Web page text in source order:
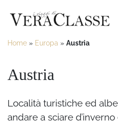
Home » Europa » Austria
Austria
Località turistiche ed
andare a sciare